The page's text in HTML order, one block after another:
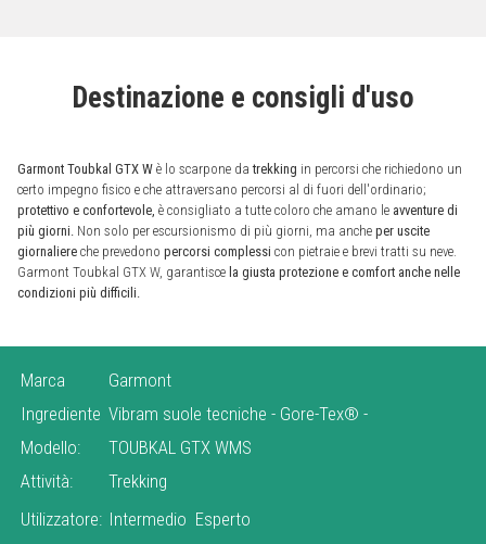
Destinazione e consigli d'uso
Garmont Toubkal GTX W è lo scarpone datrekking in percorsi che richiedono un
certo impegno fisico e che attraversano percorsi al di fuori dell'ordinario;
protettivo e confortevole, è consigliato a tutte coloro che amano le avventure di
più giorni. Non solo per escursionismo di più giorni, ma anche per uscite
giornaliere che prevedono percorsi complessi con pietraie e brevi tratti su neve.
Garmont Toubkal GTX W, garantisce la giusta protezione e comfort anche nelle
condizioni più difficili.
Marca
Garmont
Ingrediente Vibram suole tecniche - Gore-Tex® -
Modello:
TOUBKAL GTX WMS
Attività:
Trekking
Utilizzatore: Intermedio Esperto